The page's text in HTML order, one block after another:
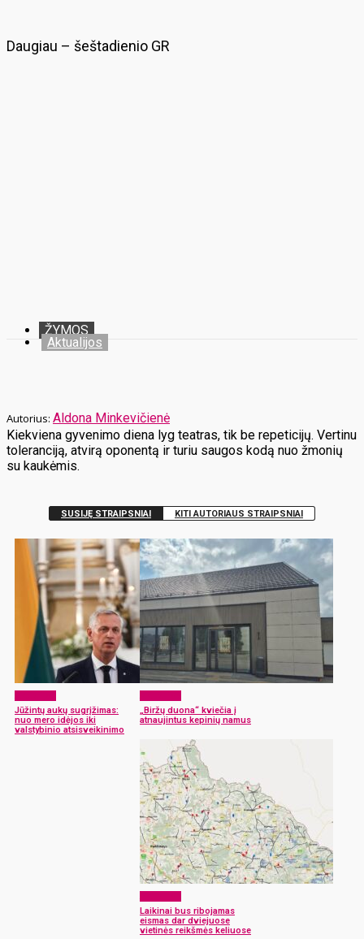
Daugiau – šeštadienio GR
ŽYMOS
Aktualijos
Aldona Minkevičienė
Kiekviena gyvenimo diena lyg teatras, tik be repeticijų. Vertinu
toleranciją, atvirą oponentą ir turiu saugos kodą nuo žmonių
su kaukėmis.
SUSIJĘ STRAIPSNIAI KITI AUTORIAUS STRAIPSNIAI
Jūžintų aukų sugrįžimas:
nuo mero idėjos iki
valstybinio atsisveikinimo
„Biržų duona“ kviečia į
atnaujintus kepinių namus
Laikinai bus ribojamas
eismas dar dviejuose
vietinės reikšmės keliuose